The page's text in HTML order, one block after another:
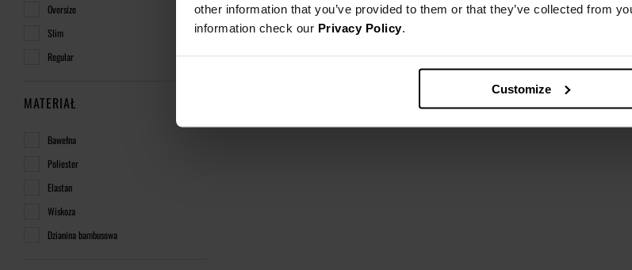
other information that you’ve provided to them or that they’ve collected from
information check our Privacy Policy.
Customize
Oversize
Slim
Regular
MATERIAŁ
Bawełna
Poliester
Elastan
Wiskoza
Dzianina bambusowa